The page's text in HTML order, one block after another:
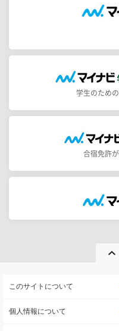
学生のため
合宿免許
このサイトについて
個人情報について